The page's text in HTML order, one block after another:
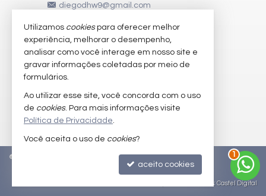
diegodhw9@gmail.com
VEJA MAIS
imóveis favoritos
mapa de imóveis
© Política de Privacidade
Site para imobiliárias: Castel Digital
1
Utilizamos cookiespara oferecer melhor
experiência, melhorar o desempenho,
analisar como você interage em nosso site e
gravar informações coletadas por meio de
formulários.
Ao utilizar esse site, você concorda com o uso
de cookies. Para mais informações visite
Política de Privacidade.
Você aceita o uso de cookies?
aceito cookies